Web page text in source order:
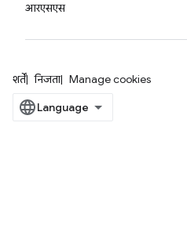
आरएसएस
शर्तें निजता Manage cookies